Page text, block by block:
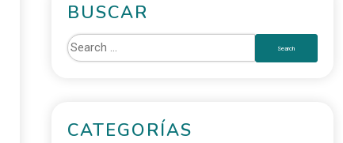
BUSCAR
CATEGORÍAS